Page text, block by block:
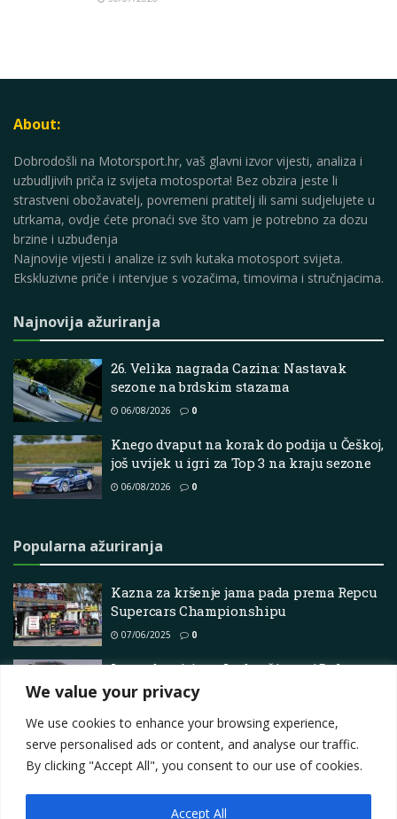
We value your privacy
We use cookies to enhance your browsing experience,
serve personalised ads or content, and analyse our traffic.
By clicking "Accept All", you consent to our use of cookies.
Accept All
About:
Dobrodošli na Motorsport.hr, vaš glavni izvor vijesti, analiza i
uzbudljivih priča iz svijeta motosporta! Bez obzira jeste li
strastveni obožavatelj, povremeni pratitelj ili sami sudjelujete u
utrkama, ovdje ćete pronaći sve što vam je potrebno za dozu
brzine i uzbuđenja
Najnovije vijesti i analize iz svih kutaka motosport svijeta.
Ekskluzivne priče i intervjue s vozačima, timovima i stručnjacima.
Najnovija ažuriranja
26. Velika nagrada Cazina: Nastavak
sezone na brdskim stazama
06/08/2026 0
Knego dvaput na korak do podija u Češkoj,
još uvijek u igri za Top 3 na kraju sezone
06/08/2026 0
Popularna ažuriranja
Kazna za kršenje jama pada prema Repcu
Supercars Championshipu
07/06/2025 0
Legenda mitinga Loeb teži prvoj Dakar
pobjedi s novom Dacijom